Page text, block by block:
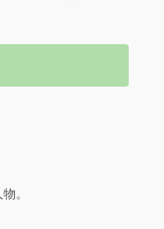
。